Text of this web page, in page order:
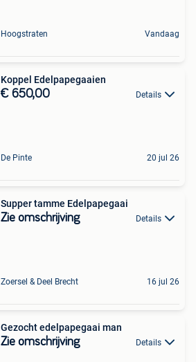
Hoogstraten Vandaag
Koppel Edelpapegaaien
€ 650,00 Details
De Pinte 20 jul 26
Supper tamme Edelpapegaai
Zie omschrijving Details
Zoersel & Deel Brecht 16 jul 26
Gezocht edelpapegaai man
Zie omschrijving Details